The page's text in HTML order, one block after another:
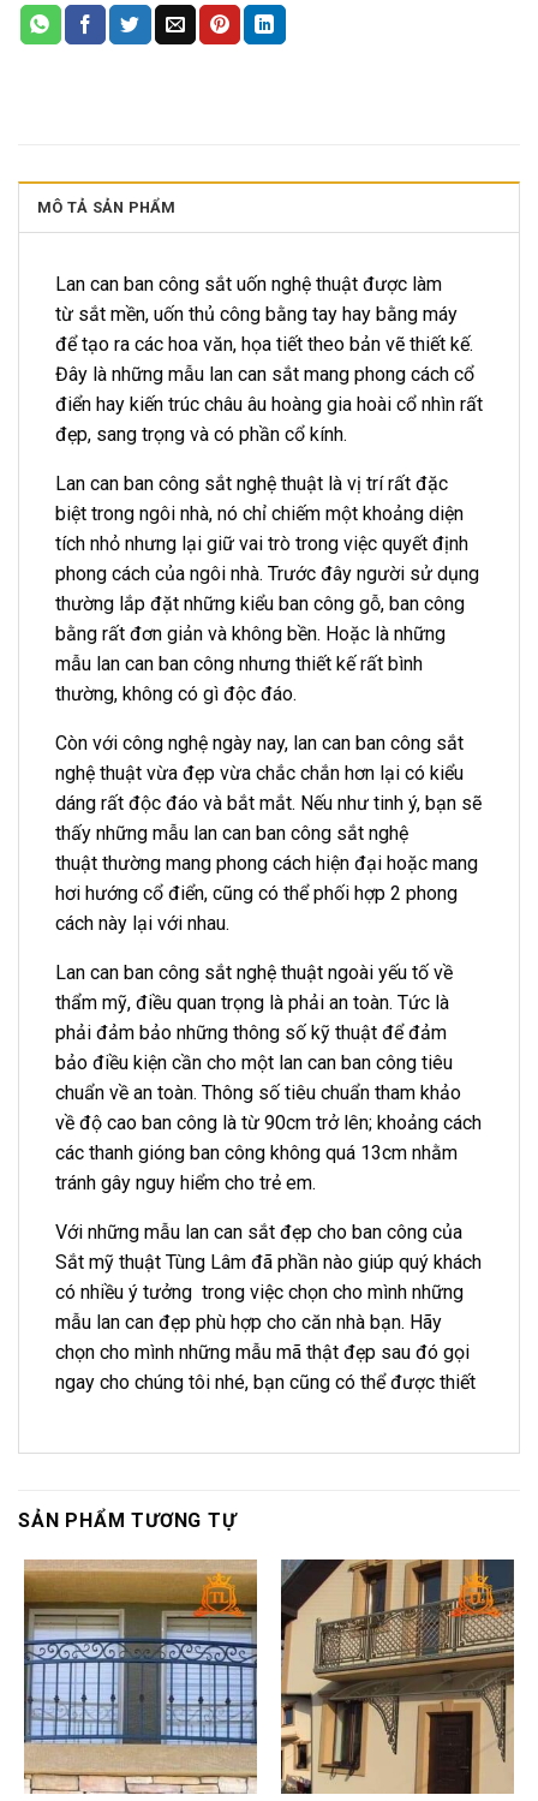
MÔ TẢ SẢN PHẨM
Lan can ban công sắt uốn nghệ thuật được làm
từ sắt mền, uốn thủ công bằng tay hay bằng máy
để tạo ra các hoa văn, họa tiết theo bản vẽ thiết kế.
Đây là những mẫu lan can sắt mang phong cách cổ
điển hay kiến trúc châu âu hoàng gia hoài cổ nhìn rất
đẹp, sang trọng và có phần cổ kính.
Lan can ban công sắt nghệ thuật là vị trí rất đặc
biệt trong ngôi nhà, nó chỉ chiếm một khoảng diện
tích nhỏ nhưng lại giữ vai trò trong việc quyết định
phong cách của ngôi nhà. Trước đây người sử dụng
thường lắp đặt những kiểu ban công gỗ, ban công
bằng rất đơn giản và không bền. Hoặc là những
mẫu lan can ban công nhưng thiết kế rất bình
thường, không có gì độc đáo.
Còn với công nghệ ngày nay, lan can ban công sắt
nghệ thuật vừa đẹp vừa chắc chắn hơn lại có kiểu
dáng rất độc đáo và bắt mắt. Nếu như tinh ý, bạn sẽ
thấy những mẫu lan can ban công sắt nghệ
thuật thường mang phong cách hiện đại hoặc mang
hơi hướng cổ điển, cũng có thể phối hợp 2 phong
cách này lại với nhau.
Lan can ban công sắt nghệ thuật ngoài yếu tố về
thẩm mỹ, điều quan trọng là phải an toàn. Tức là
phải đảm bảo những thông số kỹ thuật để đảm
bảo điều kiện cần cho một lan can ban công tiêu
chuẩn về an toàn. Thông số tiêu chuẩn tham khảo
về độ cao ban công là từ 90cm trở lên; khoảng cách
các thanh gióng ban công không quá 13cm nhằm
tránh gây nguy hiểm cho trẻ em.
Với những mẫu lan can sắt đẹp cho ban công của
Sắt mỹ thuật Tùng Lâm đã phần nào giúp quý khách
có nhiều ý tưởng trong việc chọn cho mình những
mẫu lan can đẹp phù hợp cho căn nhà bạn. Hãy
chọn cho mình những mẫu mã thật đẹp sau đó gọi
ngay cho chúng tôi nhé, bạn cũng có thể được thiết
SẢN PHẨM TƯƠNG TỰ